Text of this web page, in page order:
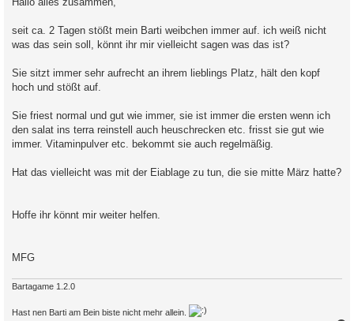
t
a
g
seit ca. 2 Tagen stößt mein Barti weibchen immer auf. ich weiß nicht
was das sein soll, könnt ihr mir vielleicht sagen was das ist?
Sie sitzt immer sehr aufrecht an ihrem lieblings Platz, hält den kopf
hoch und stößt auf.
Sie friest normal und gut wie immer, sie ist immer die ersten wenn ich
den salat ins terra reinstell auch heuschrecken etc. frisst sie gut wie
immer. Vitaminpulver etc. bekommt sie auch regelmäßig.
Hat das vielleicht was mit der Eiablage zu tun, die sie mitte März hatte?
Hoffe ihr könnt mir weiter helfen.
MFG
Bartagame 1.2.0
Hast nen Barti am Bein biste nicht mehr allein.